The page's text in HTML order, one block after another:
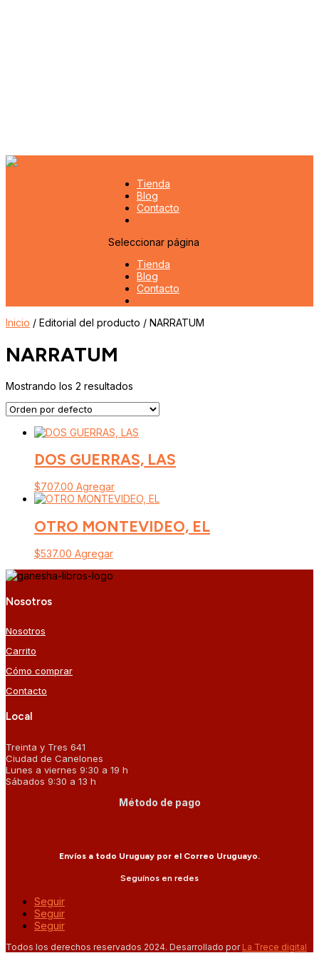
Tienda
Blog
Contacto
Seleccionar página
Tienda
Blog
Contacto
Inicio / Editorial del producto / NARRATUM
NARRATUM
Mostrando los 2 resultados
DOS GUERRAS, LAS
$707.00 Agregar
OTRO MONTEVIDEO, EL
$537.00 Agregar
Nosotros
Nosotros
Carrito
Cómo comprar
Contacto
Local
Treinta y Tres 641
Ciudad de Canelones
Lunes a viernes 9:30 a 19 h
Sábados 9:30 a 13 h
Método de pago
Envíos a todo Uruguay por el Correo Uruguayo.
Seguínos en redes
Seguir
Seguir
Seguir
Todos los derechos reservados 2024. Desarrollado por La Trece digital